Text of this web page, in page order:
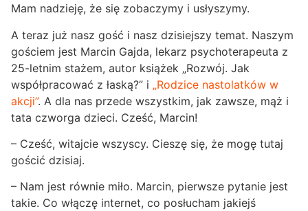
Mam nadzieję, że się zobaczymy i usłyszymy.
A teraz już nasz gość i nasz dzisiejszy temat. Naszym
gościem jest Marcin Gajda, lekarz psychoterapeuta z
25-letnim stażem, autor książek „Rozwój. Jak
współpracować z łaską?” i „Rodzice nastolatków w
akcji”. A dla nas przede wszystkim, jak zawsze, mąż i
tata czworga dzieci. Cześć, Marcin!
– Cześć, witajcie wszyscy. Cieszę się, że mogę tutaj
gościć dzisiaj.
– Nam jest równie miło. Marcin, pierwsze pytanie jest
takie. Co włączę internet, co posłucham jakiejś